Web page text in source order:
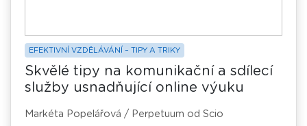
EFEKTIVNÍ VZDĚLÁVÁNÍ – TIPY A TRIKY
Skvělé tipy na komunikační a sdílecí
služby usnadňující online výuku
Markéta Popelářová / Perpetuum od Scio